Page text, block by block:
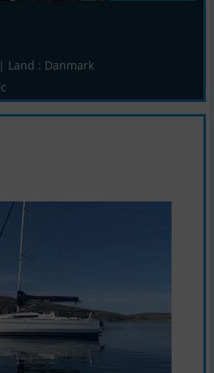
Land : Danmark